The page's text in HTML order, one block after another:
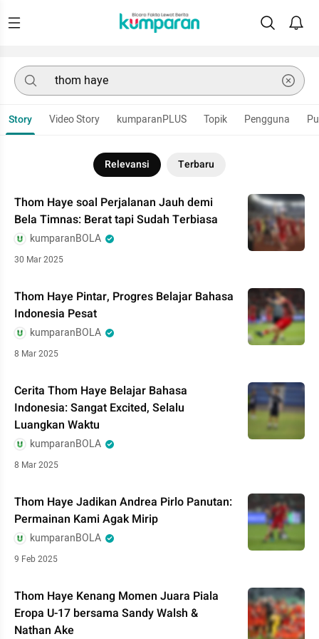
Story Video Story kumparanPLUS Topik Pengguna
Relevansi Terbaru
Thom Haye soal Perjalanan Jauh demi
Bela Timnas: Berat tapi Sudah Terbiasa
kumparanBOLA
30 Mar 2025
Thom Haye Pintar, Progres Belajar Bahasa
Indonesia Pesat
kumparanBOLA
8 Mar 2025
Cerita Thom Haye Belajar Bahasa
Indonesia: Sangat Excited, Selalu
Luangkan Waktu
kumparanBOLA
8 Mar 2025
Thom Haye Jadikan Andrea Pirlo Panutan:
Permainan Kami Agak Mirip
kumparanBOLA
9 Feb 2025
Thom Haye Kenang Momen Juara Piala
Eropa U-17 bersama Sandy Walsh &
Nathan Ake